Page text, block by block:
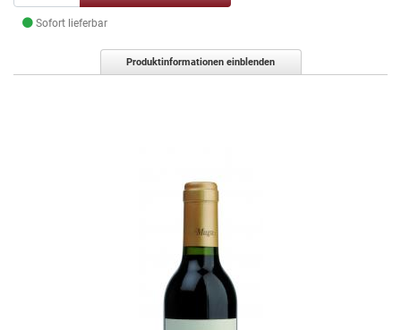
Sofort lieferbar
Produktinformationen einblenden